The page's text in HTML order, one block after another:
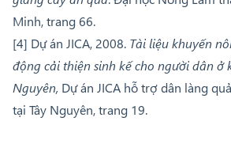
Minh, trang 66.
[4] Dự án JICA, 2008. Tài liệu khuyến
động cải thiện sinh kế cho người dân ở
Nguyên, Dự án JICA hỗ trợ dân làng
tại Tây Nguyên, trang 19.